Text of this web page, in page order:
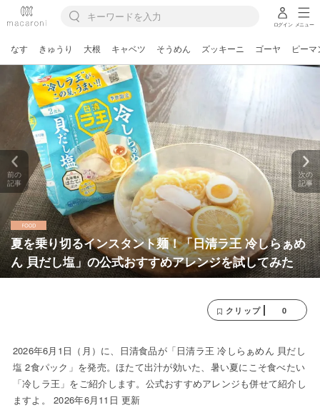
ログイン メニュー
なす きゅうり 大根 キャベツ そうめん ズッキーニ ゴーヤ ピーマ
夏を乗り切るインスタント麺！「日清ラ王 冷しらぁめ
ん 貝だし塩」の公式おすすめアレンジを試してみた
前の
記事
次の
記事
クリップ 0
2026年6月1日（月）に、日清食品が「日清ラ王 冷しらぁめん 貝だし
塩 2食パック」を発売。ほたて出汁が効いた、暑い夏にこそ食べたい
「冷しラ王」をご紹介します。公式おすすめアレンジも併せて紹介し
ますよ。 2026年6月11日 更新